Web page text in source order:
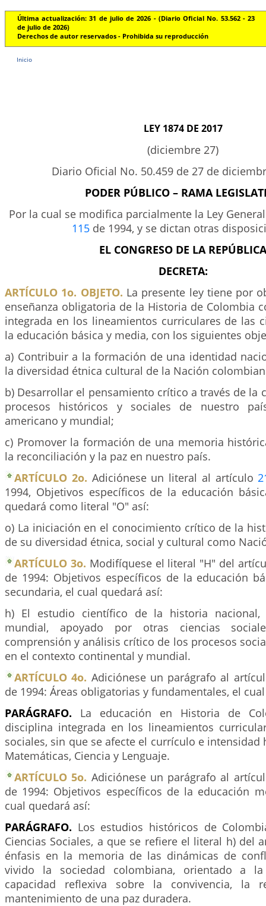
Última actualización: 31 de julio de 2026 - (Diario Oficial No. 53.562 - 23
de julio de 2026)
Derechos de autor reservados - Prohibida su reproducción
Inicio
LEY 1874 DE 2017
(diciembre 27)
Diario Oficial No. 50.459 de 27 de
PODER PÚBLICO – RAMA
Por la cual se modifica parcialmente la Ley
115 de 1994, y se dictan otras
EL CONGRESO DE LA REPÚBLICA
DECRETA:
ARTÍCULO 1o. OBJETO. La presente ley tiene por
enseñanza obligatoria de la Historia de Colombia
integrada en los lineamientos curriculares de las
la educación básica y media, con los siguientes
a) Contribuir a la formación de una identidad
la diversidad étnica cultural de la Nación
b) Desarrollar el pensamiento crítico a través de la
procesos históricos y sociales de nuestro
americano y mundial;
c) Promover la formación de una memoria
la reconciliación y la paz en nuestro país.
ARTÍCULO 2o. Adiciónese un literal al artículo
1994, Objetivos específicos de la educación
quedará como literal "O" así:
o) La iniciación en el conocimiento crítico de la
de su diversidad étnica, social y cultural como
ARTÍCULO 3o. Modifíquese el literal "H" del
de 1994: Objetivos específicos de la educación
secundaria, el cual quedará así:
h) El estudio científico de la historia nacional,
mundial, apoyado por otras ciencias
comprensión y análisis crítico de los procesos
en el contexto continental y mundial.
ARTÍCULO 4o. Adiciónese un parágrafo al
de 1994: Áreas obligatorias y fundamentales, el
PARÁGRAFO. La educación en Historia de
disciplina integrada en los lineamientos
sociales, sin que se afecte el currículo e intensidad
Matemáticas, Ciencia y Lenguaje.
ARTÍCULO 5o. Adiciónese un parágrafo al
de 1994: Objetivos específicos de la educación
cual quedará así:
PARÁGRAFO. Los estudios históricos de
Ciencias Sociales, a que se refiere el literal h) del
énfasis en la memoria de las dinámicas de
vivido la sociedad colombiana, orientado a
capacidad reflexiva sobre la convivencia, la
mantenimiento de una paz duradera.